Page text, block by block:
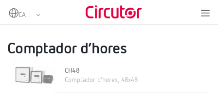
Home
Instrumentació analògica
Comptador d’hores
CH48
Comptador d’hores, 48x48